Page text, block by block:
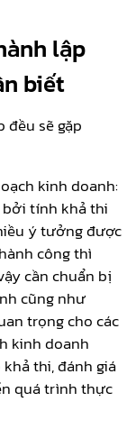
lập
biết
đều sẽ gặp
kinh doanh:
tính khả thi
ý tưởng được
công thì
cần chuẩn bị
cũng như
trọng cho các
kinh doanh
thi, đánh giá
quá trình thực